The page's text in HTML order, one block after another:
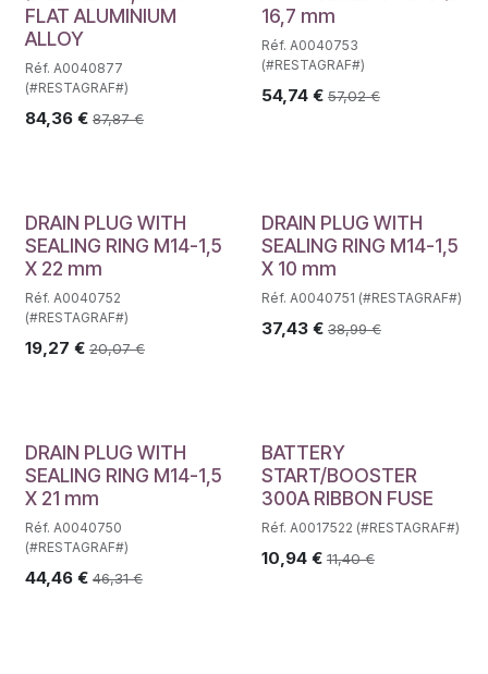
FLAT ALUMINIUM
ALLOY
Réf. A0040877
(#RESTAGRAF#)
84,36 € 87,87€
16,7 mm
Réf. A0040753
(#RESTAGRAF#)
54,74€ 57,02€
DRAIN PLUG WITH
SEALING RING M14-1,5
X 22 mm
Réf. A0040752
(#RESTAGRAF#)
19,27 € 20,07€
DRAIN PLUG WITH
SEALING RING M14-1,5
X 10 mm
Réf. A0040751 (#RESTAGRAF#)
37,43€ 38,99€
DRAIN PLUG WITH
SEALING RING M14-1,5
X 21 mm
Réf. A0040750
(#RESTAGRAF#)
44,46 € 46,31€
BATTERY
START/BOOSTER
300A RIBBON FUSE
Réf. A0017522 (#RESTAGRAF#)
10,94€ 11,40€